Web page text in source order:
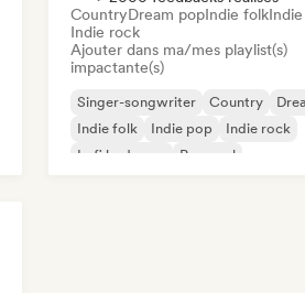
CountryDream popIndie folk
Indie rock
Ajouter dans ma/mes playlist(s)
impactante(s)
Singer-songwriter Country
Indie folk
Indie pop
Indie rock
Lofi bedroom
Pop soul